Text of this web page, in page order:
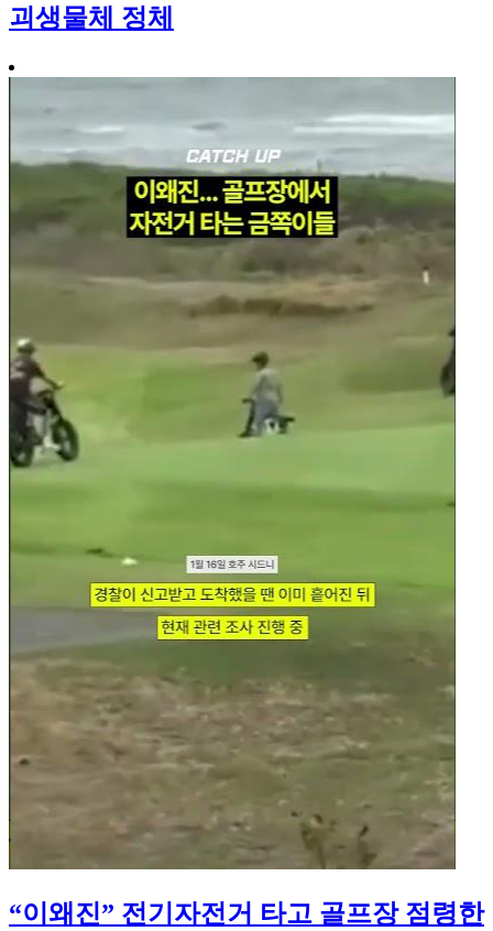
괴생물체 정체
“이왜진” 전기자전거 타고 골프장 점령한